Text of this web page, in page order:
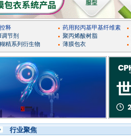
释 药用羟丙基甲基纤维素
调节剂 聚丙烯酸树脂
精系列衍生物 薄膜包衣
行业聚焦